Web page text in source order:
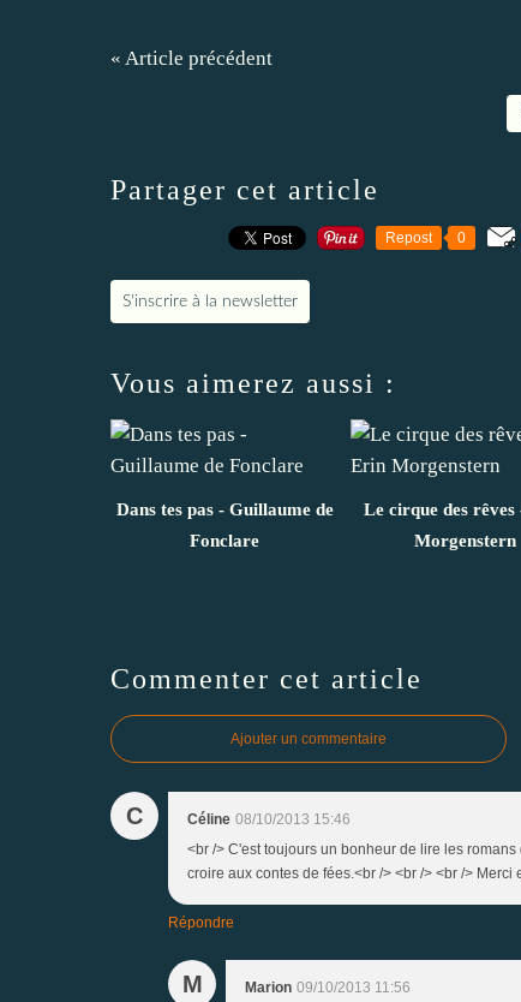
« Article précédent
Partager cet article
Repost 0
S'inscrire à la newsletter
Vous aimerez aussi :
Dans tes pas - Guillaume de
Fonclare
Le cirque des
Morgenstern
Commenter cet article
Ajouter un commentaire
C Céline 08/10/2013 15:46
<br /> C'est toujours un bonheur de lire les
croire aux contes de fées.<br /> <br /> <br /> Merci
Répondre
M Marion 09/10/2013 11:56